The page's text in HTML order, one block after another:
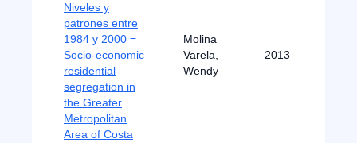
Niveles y
patrones entre
1984 y 2000 =
Socio-economic
residential
segregation in
the Greater
Metropolitan
Area of Costa
Molina
Varela,
Wendy
2013